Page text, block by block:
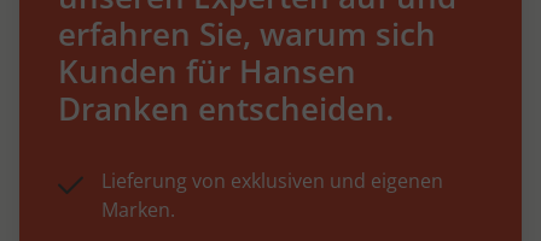
erfahren Sie, warum sich
Kunden für Hansen
Dranken entscheiden.
Lieferung von exklusiven und eigenen
Marken.